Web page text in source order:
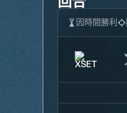
因時間勝利